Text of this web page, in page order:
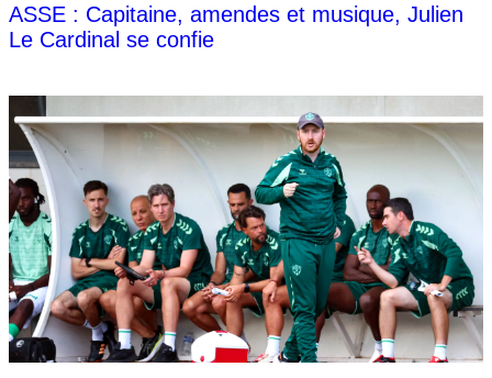
ASSE : Capitaine, amendes et musique, Julien
Le Cardinal se confie